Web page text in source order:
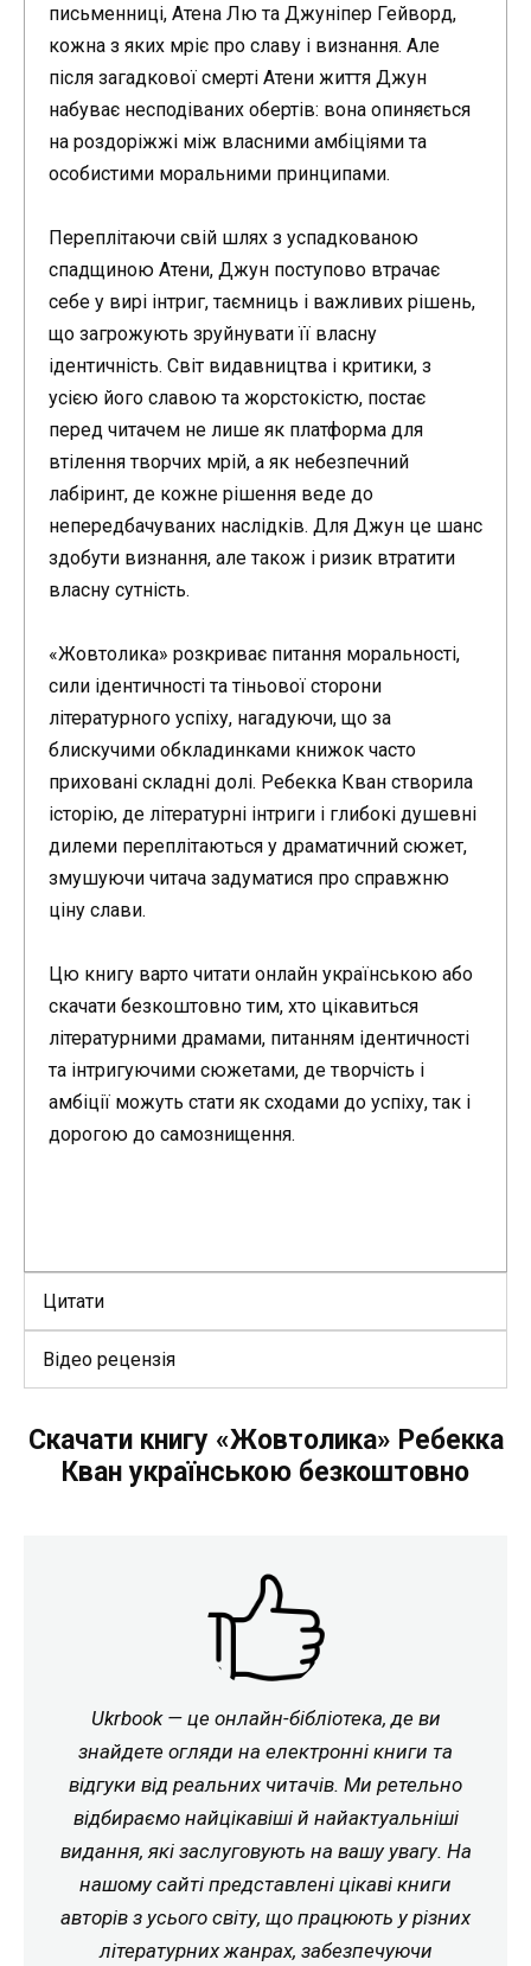
письменниці, Атена Лю та Джуніпер Гейворд,
кожна з яких мріє про славу і визнання. Але
після загадкової смерті Атени життя Джун
набуває несподіваних обертів: вона опиняється
на роздоріжжі між власними амбіціями та
особистими моральними принципами.
Переплітаючи свій шлях з успадкованою
спадщиною Атени, Джун поступово втрачає
себе у вирі інтриг, таємниць і важливих рішень,
що загрожують зруйнувати її власну
ідентичність. Світ видавництва і критики, з
усією його славою та жорстокістю, постає
перед читачем не лише як платформа для
втілення творчих мрій, а як небезпечний
лабіринт, де кожне рішення веде до
непередбачуваних наслідків. Для Джун це шанс
здобути визнання, але також і ризик втратити
власну сутність.
«Жовтолика» розкриває питання моральності,
сили ідентичності та тіньової сторони
літературного успіху, нагадуючи, що за
блискучими обкладинками книжок часто
приховані складні долі. Ребекка Кван створила
історію, де літературні інтриги і глибокі душевні
дилеми переплітаються у драматичний сюжет,
змушуючи читача задуматися про справжню
ціну слави.
Цю книгу варто читати онлайн українською або
скачати безкоштовно тим, хто цікавиться
літературними драмами, питанням ідентичності
та інтригуючими сюжетами, де творчість і
амбіції можуть стати як сходами до успіху, так і
дорогою до самознищення.
Цитати
Відео рецензія
Скачати книгу «Жовтолика» Ребекка
Кван українською безкоштовно
Ukrbook — це онлайн-бібліотека, де ви
знайдете огляди на електронні книги та
відгуки від реальних читачів. Ми ретельно
відбираємо найцікавіші й найактуальніші
видання, які заслуговують на вашу увагу. На
нашому сайті представлені цікаві книги
авторів з усього світу, що працюють у різних
літературних жанрах, забезпечуючи